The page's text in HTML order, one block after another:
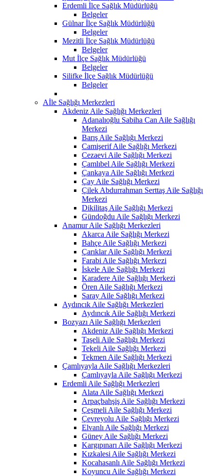
Erdemli İlçe Sağlık Müdürlüğü
Belgeler
Gülnar İlçe Sağlık Müdürlüğü
Belgeler
Mezitli İlçe Sağlık Müdürlüğü
Belgeler
Mut İlçe Sağlık Müdürlüğü
Belgeler
Silifke İlçe Sağlık Müdürlüğü
Belgeler
Aİle Sağlığı Merkezleri
Akdeniz Aile Sağlığı Merkezleri
Adanalıoğlu Sabiha Can Aile Sağlığı
Merkezi
Barış Aile Sağlığı Merkezi
Camişerif Aile Sağlığı Merkezi
Cezaevi Aile Sağlığı Merkezi
Çamlıbel Aile Sağlığı Merkezi
Çankaya Aile Sağlığı Merkezi
Çay Aile Sağlığı Merkezi
Çilek Abdurrahman Serttaş Aile Sağlığı
Merkezi
Dikilitaş Aile Sağlığı Merkezi
Gündoğdu Aile Sağlığı Merkezi
Anamur Aile Sağlığı Merkezleri
Akarca Aile Sağlığı Merkezi
Bahçe Aile Sağlığı Merkezi
Çarıklar Aile Sağlığı Merkezi
Farabi Aile Sağlığı Merkezi
İskele Aile Sağlığı Merkezi
Karadere Aile Sağlığı Merkezi
Ören Aile Sağlığı Merkezi
Saray Aile Sağlığı Merkezi
Aydıncık Aile Sağlığı Merkezleri
Aydıncık Aile Sağlığı Merkezi
Bozyazı Aile Sağlığı Merkezleri
Akdeniz Aile Sağlığı Merkezi
Taşeli Aile Sağlığı Merkezi
Tekeli Aile Sağlığı Merkezi
Tekmen Aile Sağlığı Merkezi
Çamlıyayla Aile Sağlığı Merkezleri
Çamlıyayla Aile Sağlığı Merkezi
Erdemli Aile Sağlığı Merkezleri
Alata Aile Sağlığı Merkezi
Arpaçbahşiş Aile Sağlığı Merkezi
Çeşmeli Aile Sağlığı Merkezi
Çevreyolu Aile Sağlığı Merkezi
Elvanlı Aile Sağlığı Merkezi
Güney Aile Sağlığı Merkezi
Kargıpınarı Aile Sağlığı Merkezi
Kızkalesi Aile Sağlığı Merkezi
Kocahasanlı Aile Sağlığı Merkezi
Koyuncu Aile Sağlığı Merkezi